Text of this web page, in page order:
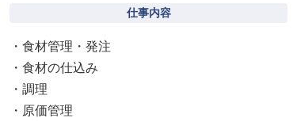
仕事内容
・食材管理・発注
・食材の仕込み
・調理
・原価管理